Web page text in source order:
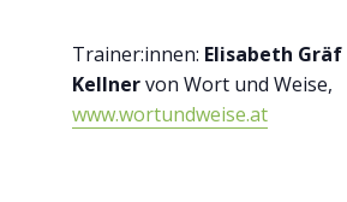
Trainer:innen: Elisabeth Gräf
Kellnervon Wort und Weise,
www.wortundweise.at